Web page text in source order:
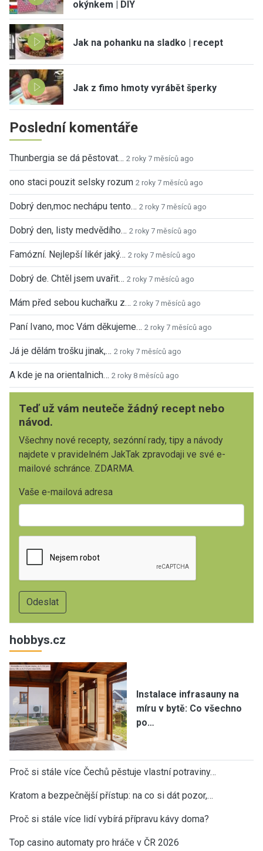
okýnkem | DIY
Jak na pohanku na sladko | recept
Jak z fimo hmoty vyrábět šperky
Poslední komentáře
Thunbergia se dá pěstovat… 2 roky 7 měsíců ago
ono staci pouzit selsky rozum 2 roky 7 měsíců ago
Dobrý den,moc nechápu tento… 2 roky 7 měsíců ago
Dobrý den, listy medvědího… 2 roky 7 měsíců ago
Famózní. Nejlepší likér jaký… 2 roky 7 měsíců ago
Dobrý de. Chtěl jsem uvařit… 2 roky 7 měsíců ago
Mám před sebou kuchařku z… 2 roky 7 měsíců ago
Paní Ivano, moc Vám děkujeme… 2 roky 7 měsíců ago
Já je dělám trošku jinak,… 2 roky 7 měsíců ago
A kde je na orientalnich… 2 roky 8 měsíců ago
Teď už vám neuteče žádný recept nebo
návod.
Všechny nové recepty, sezónní rady, tipy a návody
najdete v pravidelném JakTak zpravodaji ve své e-
mailové schránce. ZDARMA.
Vaše e-mailová adresa
hobbys.cz
Instalace infrasauny na
míru v bytě: Co všechno
po…
Proč si stále více Čechů pěstuje vlastní potraviny…
Kratom a bezpečnější přístup: na co si dát pozor,…
Proč si stále více lidí vybírá přípravu kávy doma?
Top casino automaty pro hráče v ČR 2026